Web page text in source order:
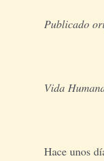
Publicado
Vida
Hace unos